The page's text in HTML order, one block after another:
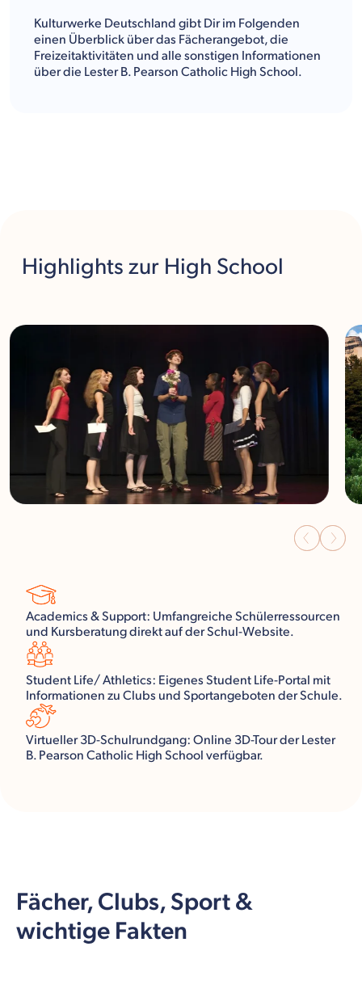
Kulturwerke Deutschland gibt Dir im Folgenden
einen Überblick über das Fächerangebot, die
Freizeitaktivitäten und alle sonstigen Informationen
über die Lester B. Pearson Catholic High School.
Highlights zur High School
Academics & Support: Umfangreiche Schülerressourcen
und Kursberatung direkt auf der Schul-Website.
Student Life/ Athletics: Eigenes Student Life-Portal mit
Informationen zu Clubs und Sportangeboten der Schule.
Virtueller 3D-Schulrundgang: Online 3D-Tour der Lester
B. Pearson Catholic High School verfügbar.
Fächer, Clubs, Sport &
wichtige Fakten